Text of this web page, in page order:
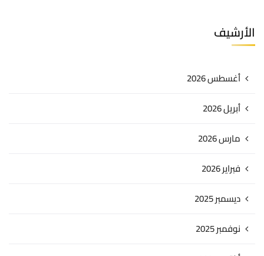
الأرشيف
أغسطس 2026
أبريل 2026
مارس 2026
فبراير 2026
ديسمبر 2025
نوفمبر 2025